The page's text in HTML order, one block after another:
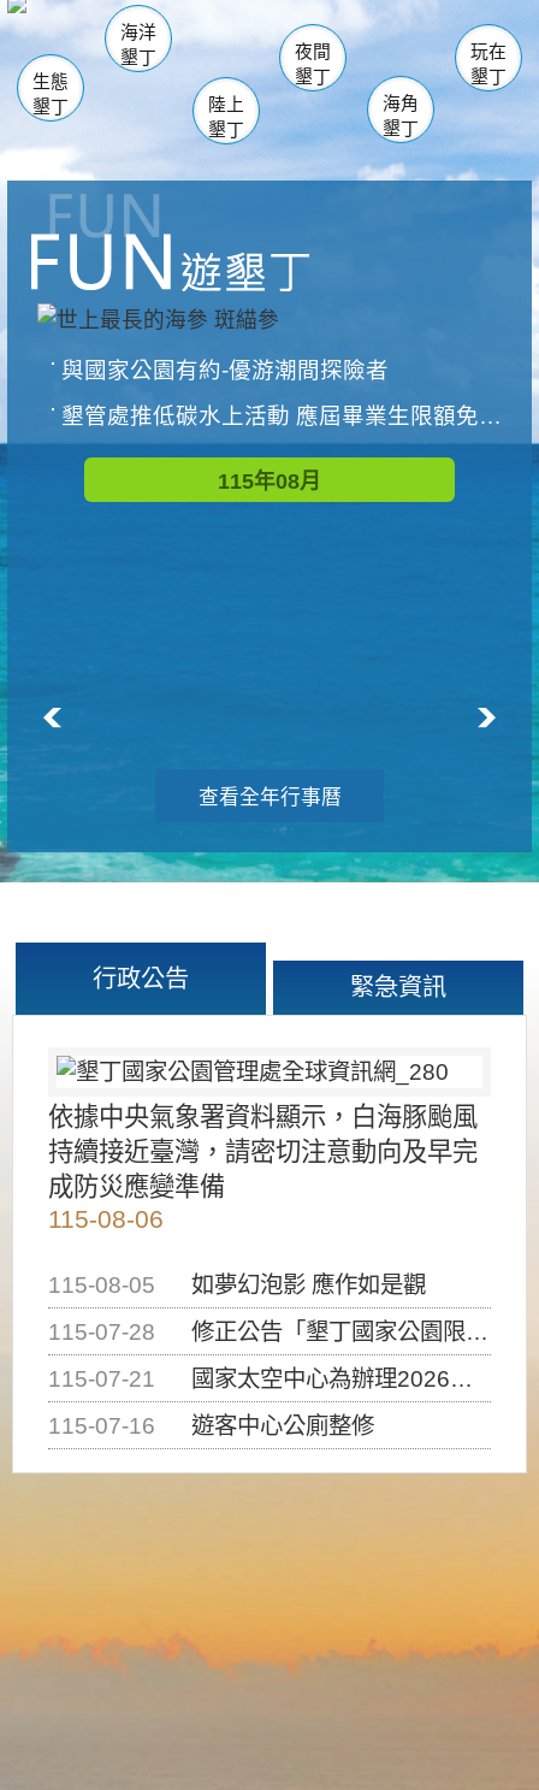
南仁湖
海生館
恆春 佳樂水
龍鑾潭自然中心 森林遊樂區
瓊麻館
關山 墾管處遊客中心
社頂公園 風吹沙
船帆石
白砂 龍磐公園
香蕉灣
砂島
鵝鑾鼻
生態
墾丁
海洋
墾丁
陸上
墾丁
夜間
墾丁
海角
墾丁
玩在
墾丁
與國家公園有約-優游潮間探險者
墾管處推低碳水上活動 應屆畢業生限額免費參加
115年08月
查看全年行事曆
行政公告 緊急資訊
依據中央氣象署資料顯示，白海豚颱風
持續接近臺灣，請密切注意動向及早完
成防災應變準備
115-08-06
115-08-05
如夢幻泡影 應作如是觀
115-07-28
修正公告「墾丁國家公園限制水域遊憩活動之種類、範圍、時間及行為」，自即日生效。
115-07-21
國家太空中心為辦理2026台灣盃火箭競賽，陸、海、空域警戒及協調相關事宜，因颱風備案事宜
115-07-16
遊客中心公廁整修